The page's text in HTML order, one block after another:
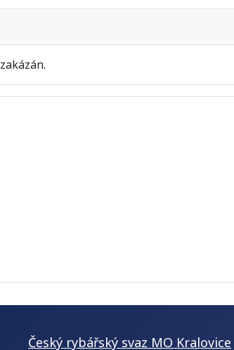
Český rybářský svaz MO Kralovice